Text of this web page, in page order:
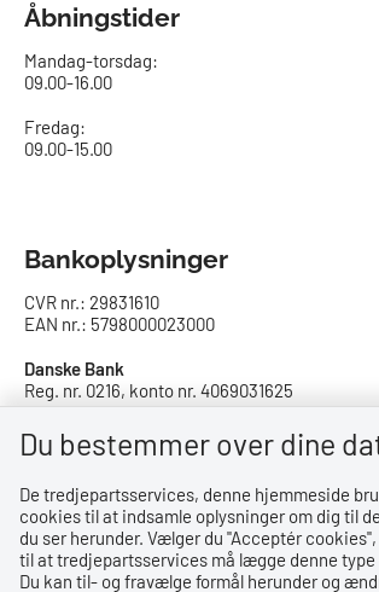
Åbningstider
Mandag-torsdag:
09.00-16.00​
Fredag:
09.00-15.00
Bankoplysninger
CVR nr.: 29831610
EAN nr.: 5798000023000
Danske Bank
Reg. nr. 0216, konto nr. 4069031625
IBAN: DK8402164069031625
SWIFT: DABADKKK
Privatlivspolitik
Privatlivspolitik
Du bestemmer over dine
De tredjepartsservices, denne hjemmeside
cookies til at indsamle oplysninger om dig til
du ser herunder. Vælger du ''Acceptér
til at tredjepartsservices må lægge denne type
Du kan til- og fravælge formål herunder og